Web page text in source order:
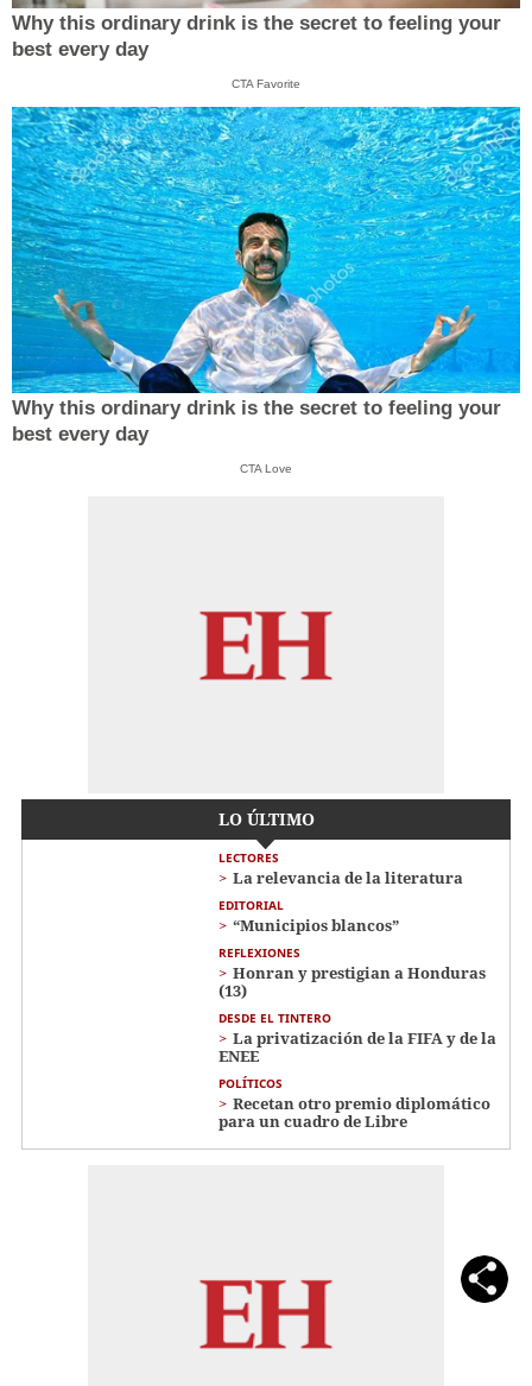
Why this ordinary drink is the secret to feeling your
best every day
CTA Favorite
Why this ordinary drink is the secret to feeling your
best every day
CTA Love
LO ÚLTIMO
LECTORES
La relevancia de la literatura
EDITORIAL
“Municipios blancos”
REFLEXIONES
Honran y prestigian a Honduras
(13)
DESDE EL TINTERO
La privatización de la FIFA y de la
ENEE
POLÍTICOS
Recetan otro premio diplomático
para un cuadro de Libre